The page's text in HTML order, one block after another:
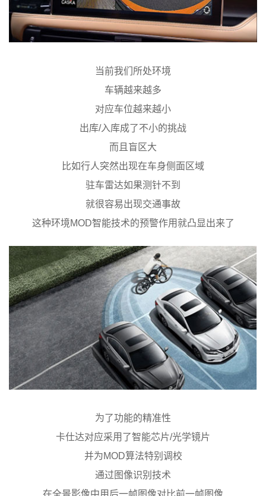
当前我们所处环境
车辆越来越多
对应车位越来越小
出库/入库成了不小的挑战
而且盲区大
比如行人突然出现在车身侧面区域
驻车雷达如果测针不到
就很容易出现交通事故
这种环境MOD智能技术的预警作用就凸显出来了
为了功能的精准性
卡仕达对应采用了智能芯片/光学镜片
并为MOD算法特别调校
通过图像识别技术